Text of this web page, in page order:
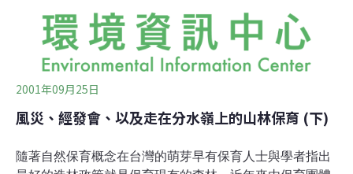
現了更多自然的奧妙，同時也練就了從行進的火車窗口可
輕易望見草叢上露出的兔耳的好本領。 泰德
2001年09月25日
風災、經發會、以及走在分水嶺上的山林保育 (下)
隨著自然保育概念在台灣的萌芽早有保育人士與學者指出